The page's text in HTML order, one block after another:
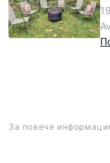
За повече